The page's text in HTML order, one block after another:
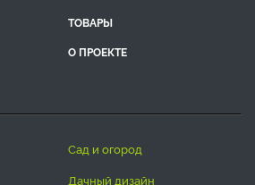
ТОВАРЫ
О ПРОЕКТЕ
сад и огород
дачный дизайн